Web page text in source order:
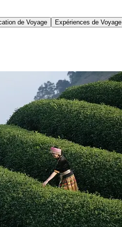
de Voyage Expériences de Voyage